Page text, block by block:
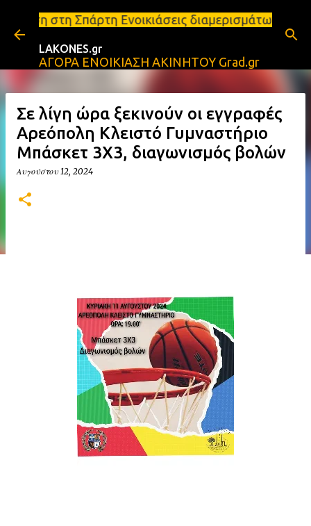
Μετάβαση στο κύριο περιεχόμενο
Ενοικιάσεις διαμερισμάτων Σπάρτη και
LAKONES.gr
ΑΓΟΡΑ ΕΝΟΙΚΙΑΣΗ ΑΚΙΝΗΤΟΥ Grad.gr
Σε λίγη ώρα ξεκινούν οι εγγραφές
Αρεόπολη Κλειστό Γυμναστήριο
Μπάσκετ 3Χ3, διαγωνισμός βολών
Αυγούστου 12, 2024